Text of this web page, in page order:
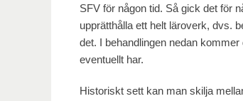
SFV för någon tid. Så gick det för
upprätthålla ett helt läroverk, dvs.
det. I behandlingen nedan
eventuellt har.
Historiskt sett kan man skilja